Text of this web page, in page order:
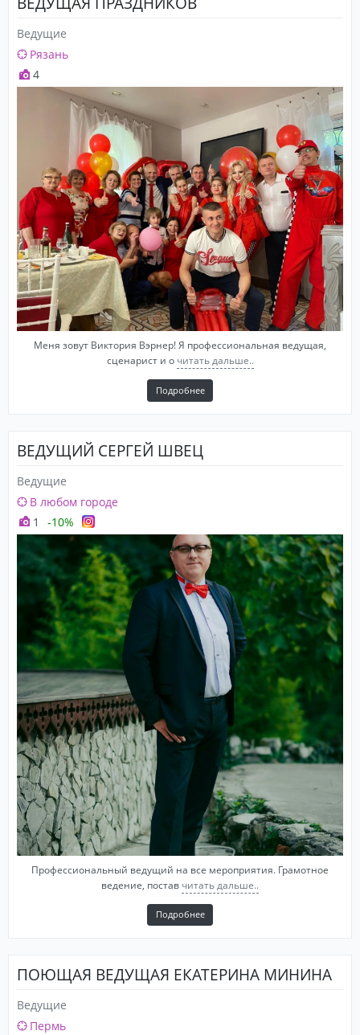
Ведущие
Рязань
4
Меня зовут Виктория Вэрнер! Я профессиональная ведущая,
сценарист и о читать дальше..
Подробнее
ВЕДУЩИЙ СЕРГЕЙ ШВЕЦ
Ведущие
В любом городе
1
-10%
Профессиональный ведущий на все мероприятия. Грамотное
ведение, постав читать дальше..
Подробнее
ПОЮЩАЯ ВЕДУЩАЯ ЕКАТЕРИНА МИНИНА
Ведущие
Пермь